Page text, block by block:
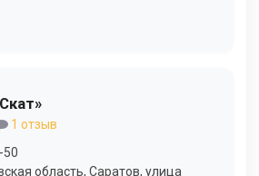
1 отзыв
50
область, Саратов, улица